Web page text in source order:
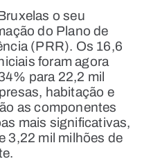
o seu
do Plano de
(PRR). Os 16,6
foram agora
para 22,2 mil
habitação e
as componentes
mais significativas,
3,22 mil milhões de